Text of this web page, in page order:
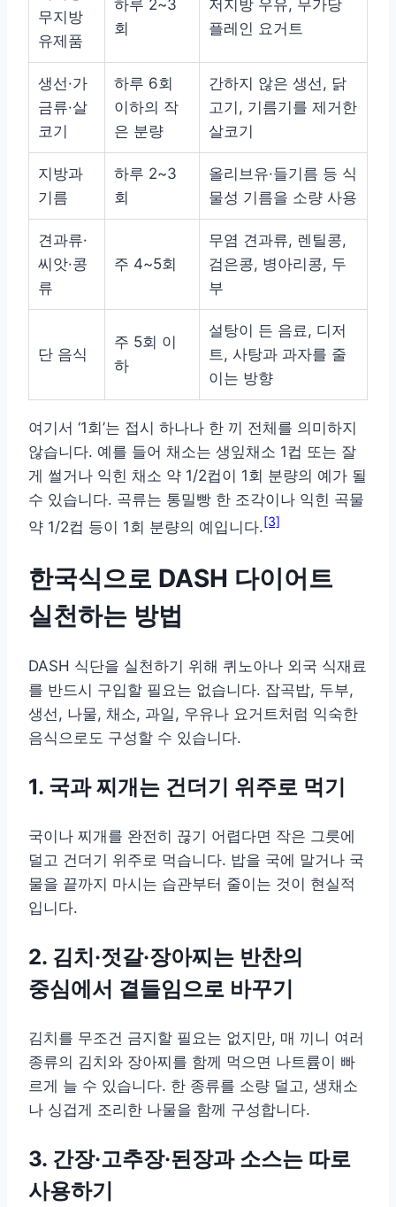
무지방
유제품
하루 2~3
회
저지방 우유, 무가당
플레인 요거트
생선·가
금류·살
코기
하루 6회
이하의 작
은 분량
간하지 않은 생선, 닭
고기, 기름기를 제거한
살코기
지방과
기름
하루 2~3
회
올리브유·들기름 등 식
물성 기름을 소량 사용
견과류·
씨앗·콩
류
주 4~5회
무염 견과류, 렌틸콩,
검은콩, 병아리콩, 두
부
단 음식
주 5회 이
하
설탕이 든 음료, 디저
트, 사탕과 과자를 줄
이는 방향
여기서 ‘1회’는 접시 하나나 한 끼 전체를 의미하지
않습니다. 예를 들어 채소는 생잎채소 1컵 또는 잘
게 썰거나 익힌 채소 약 1/2컵이 1회 분량의 예가 될
수 있습니다. 곡류는 통밀빵 한 조각이나 익힌 곡물
약 1/2컵 등이 1회 분량의 예입니다.[3]
한국식으로 DASH 다이어트
실천하는 방법
DASH 식단을 실천하기 위해 퀴노아나 외국 식재료
를 반드시 구입할 필요는 없습니다. 잡곡밥, 두부,
생선, 나물, 채소, 과일, 우유나 요거트처럼 익숙한
음식으로도 구성할 수 있습니다.
1. 국과 찌개는 건더기 위주로 먹기
국이나 찌개를 완전히 끊기 어렵다면 작은 그릇에
덜고 건더기 위주로 먹습니다. 밥을 국에 말거나 국
물을 끝까지 마시는 습관부터 줄이는 것이 현실적
입니다.
2. 김치·젓갈·장아찌는 반찬의
중심에서 곁들임으로 바꾸기
김치를 무조건 금지할 필요는 없지만, 매 끼니 여러
종류의 김치와 장아찌를 함께 먹으면 나트륨이 빠
르게 늘 수 있습니다. 한 종류를 소량 덜고, 생채소
나 싱겁게 조리한 나물을 함께 구성합니다.
3. 간장·고추장·된장과 소스는 따로
사용하기